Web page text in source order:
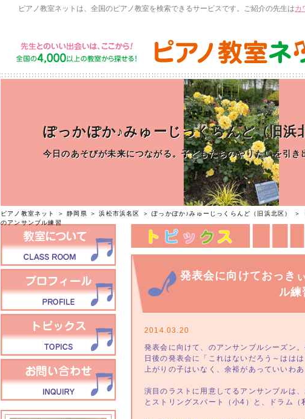
ピアノ教室ネットは、全国のピアノ教室を検索できるサービスです。ご紹介の先生はカ
ぽっかぽか♪みゅーじっくらんど（旧浜
今日のあそびが未来につながる。子どもたちのやりたいを引き
ピアノ教室ネット ＞静岡県 ＞浜松市浜名区 ＞ぽっかぽか♪みゅーじっくらんど（旧浜北区） ＞
のアンサンブル練習
発表会に向けておっき
ル練
2014.03.20
発表会に向けて、のアンサンブルシーズン
日後の発表会に「これはないだろう～はは
上がりの子はいなく、余裕があっていいわあ
演目のラストに用意してるアンサンブルは
とストリングスパート（小4）と、ドラム